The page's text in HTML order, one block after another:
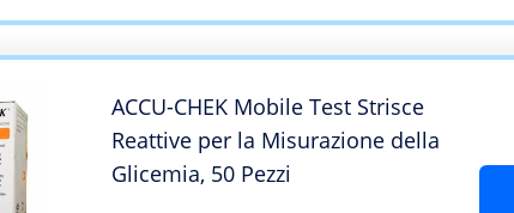
ACCU-CHEK Mobile Test Strisce
Reattive per la Misurazione della
Glicemia, 50 Pezzi